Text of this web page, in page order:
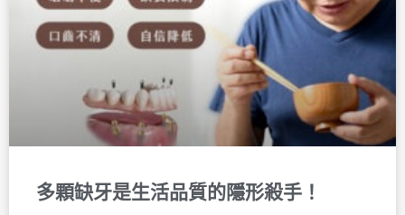
多顆缺牙是生活品質的隱形殺手！